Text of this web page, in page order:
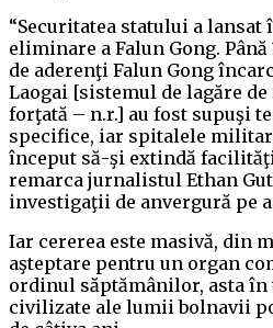
“Securitatea statului a lansat
eliminare a Falun Gong.
de aderenţi Falun Gong
Laogai [sistemul de lagăre
forţată – n.r.] au fost supuşi
specifice, iar spitalele
început să-şi extindă
remarca jurnalistul Ethan
investigaţii de anvergură pe
Iar cererea este masivă, din
aşteptare pentru un organ
ordinul săptămânilor, asta
civilizate ale lumii bolnavii